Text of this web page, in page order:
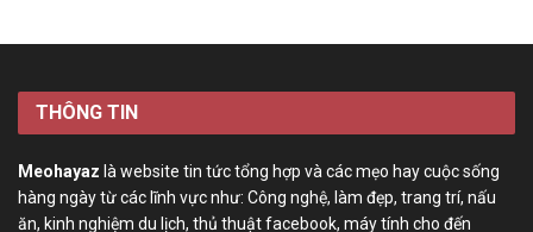
THÔNG TIN
Meohayaz là website tin tức tổng hợp và các mẹo hay cuộc sống
hàng ngày từ các lĩnh vực như: Công nghệ, làm đẹp, trang trí, nấu
ăn, kinh nghiệm du lịch, thủ thuật facebook, máy tính cho đến